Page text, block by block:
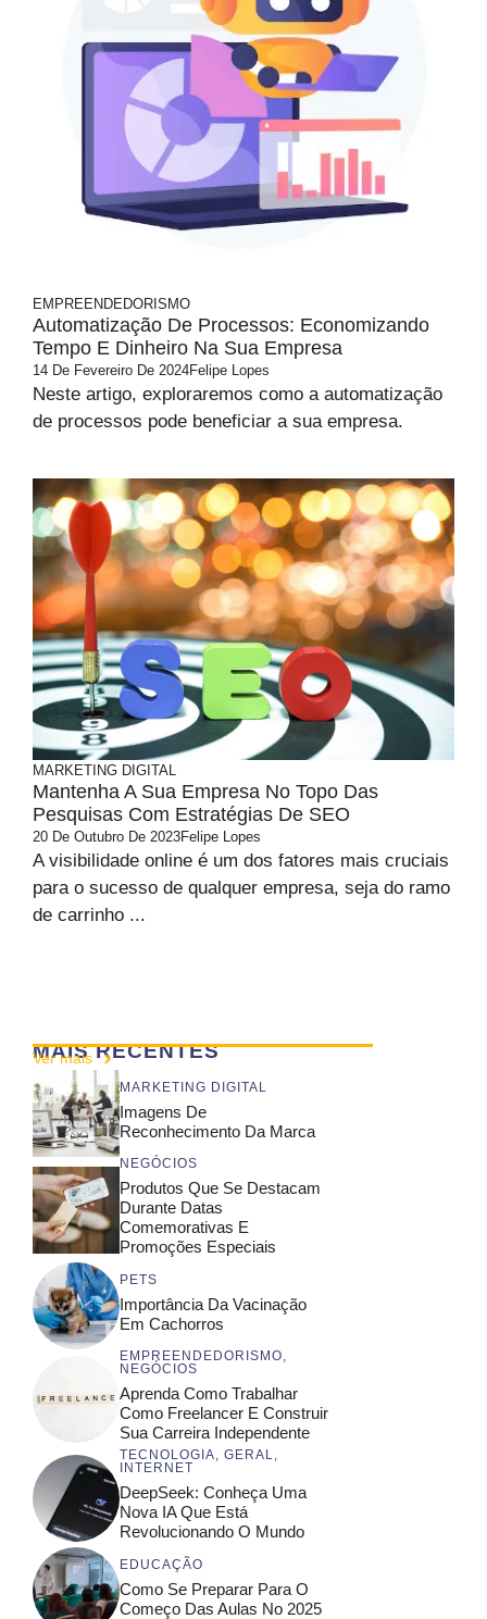
EMPREENDEDORISMO
Automatização De Processos: Economizando
Tempo E Dinheiro Na Sua Empresa
14 De Fevereiro De 2024Felipe Lopes
Neste artigo, exploraremos como a automatização
de processos pode beneficiar a sua empresa.
MARKETING DIGITAL
Mantenha A Sua Empresa No Topo Das
Pesquisas Com Estratégias De SEO
20 De Outubro De 2023Felipe Lopes
A visibilidade online é um dos fatores mais cruciais
para o sucesso de qualquer empresa, seja do ramo
de carrinho ...
MAIS RECENTES
Ver mais
MARKETING DIGITAL
Imagens De
Reconhecimento Da Marca
NEGÓCIOS
Produtos Que Se Destacam
Durante Datas
Comemorativas E
Promoções Especiais
PETS
Importância Da Vacinação
Em Cachorros
EMPREENDEDORISMO,
NEGÓCIOS
Aprenda Como Trabalhar
Como Freelancer E Construir
Sua Carreira Independente
TECNOLOGIA, GERAL,
INTERNET
DeepSeek: Conheça Uma
Nova IA Que Está
Revolucionando O Mundo
EDUCAÇÃO
Como Se Preparar Para O
Começo Das Aulas No 2025